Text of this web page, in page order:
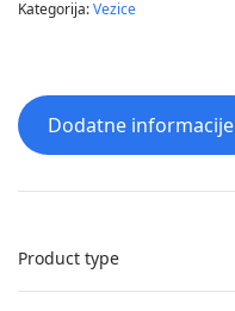
Kategorija:Vezice
Dodatne informacije
Product type